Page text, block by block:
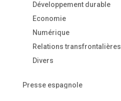
Développement durable
Economie
Numérique
Relations transfrontalières
Divers
Presse espagnole